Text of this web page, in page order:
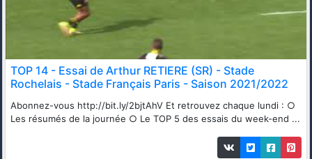
TOP 14 - Essai de Arthur RETIERE (SR) - Stade
Rochelais - Stade Français Paris - Saison 2021/2022
Abonnez-vous http://bit.ly/2bjtAhV Et retrouvez chaque lundi : ○
Les résumés de la journée ○ Le TOP 5 des essais du week-end ...